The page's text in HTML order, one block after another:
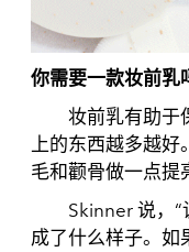
你需要一款妆前乳
妆前乳有助于保
上的东西越多越
毛和颧骨做一点提
Skinner 说，“
成了什么样子。如